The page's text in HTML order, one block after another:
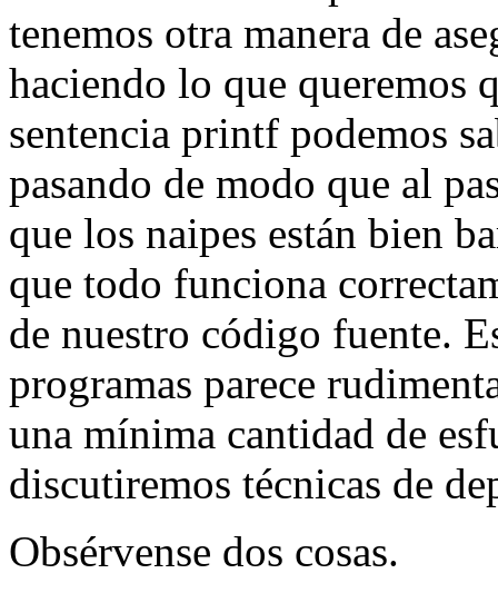
tenemos otra manera de
haciendo lo que queremos
sentencia printf podemos
pasando de modo que al
que los naipes están bien
que todo funciona
de nuestro código fuente.
programas parece
una mínima cantidad de
discutiremos técnicas de
Obsérvense dos cosas.